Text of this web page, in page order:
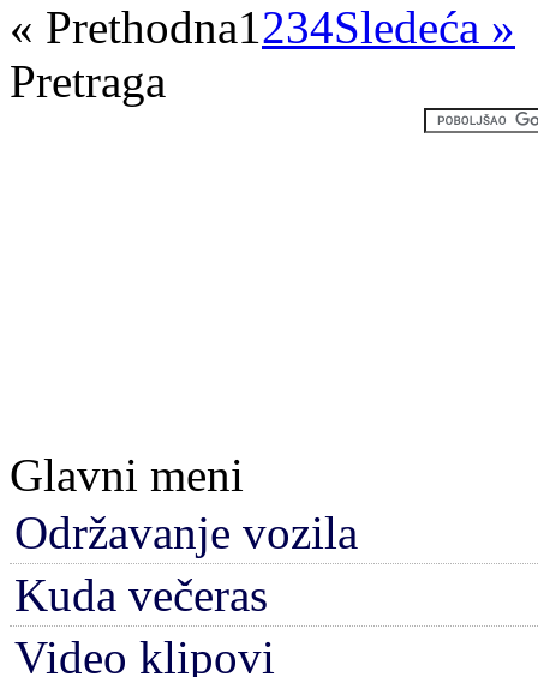
« Prethodna1234Sledeća »
Pretraga
Glavni meni
Održavanje vozila
Kuda večeras
Video klipovi